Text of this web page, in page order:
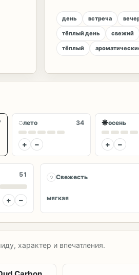
день встреча
тёплый день свежий
тёплый
◌лето 34
+ −
❋осень
+ −
51
+ −
◌ Свежесть
мягкая
характер и впечатления.